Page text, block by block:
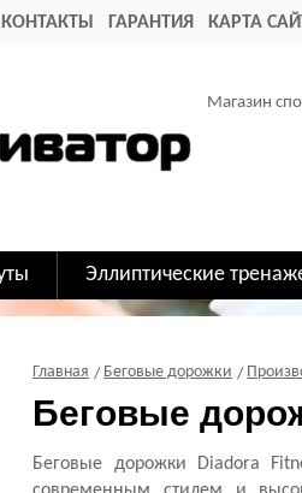
КОНТАКТЫ ГАРАНТИЯ КАРТА
Магазин
Эллиптические
Главная Беговые дорожки
Беговые
Беговые дорожки Diadora